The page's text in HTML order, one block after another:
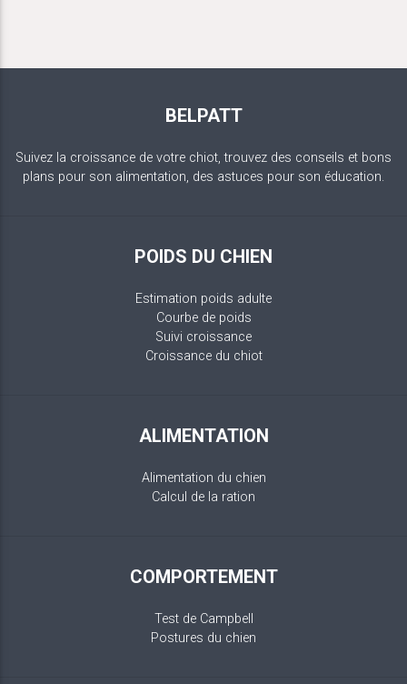
BELPATT
Suivez la croissance de votre chiot, trouvez des conseils et bons
plans pour son alimentation, des astuces pour son éducation.
POIDS DU CHIEN
Estimation poids adulte
Courbe de poids
Suivi croissance
Croissance du chiot
ALIMENTATION
Alimentation du chien
Calcul de la ration
COMPORTEMENT
Test de Campbell
Postures du chien